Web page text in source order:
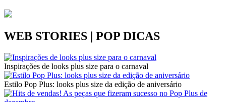
WEB STORIES | POP DICAS
Inspirações de looks plus size para o carnaval
Estilo Pop Plus: looks plus size da edição de aniversário